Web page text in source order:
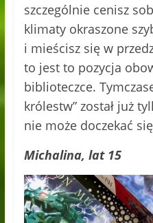
szczególnie cenisz
klimaty okraszone
i mieścisz się w
to jest to pozycja
biblioteczce.
królestw” został już
nie może doczekać
Michalina, lat 15